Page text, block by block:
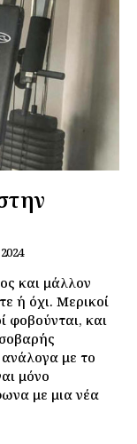
και μάλλον
ή όχι. Μερικοί
φοβούνται, και
με το
μόνο